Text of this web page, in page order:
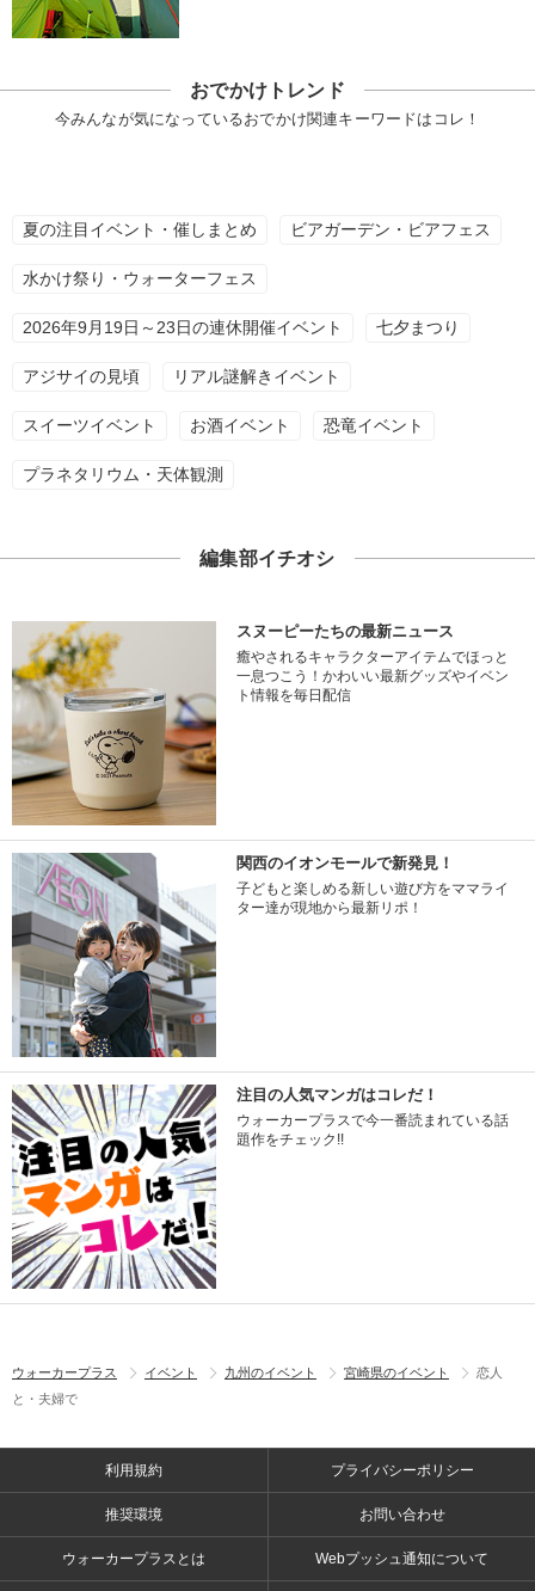
おでかけトレンド
今みんなが気になっているおでかけ関連キーワードはコレ！
夏の注目イベント・催しまとめ ビアガーデン・ビアフェス
水かけ祭り・ウォーターフェス
2026年9月19日～23日の連休開催イベント 七夕まつり
アジサイの見頃 リアル謎解きイベント
スイーツイベント お酒イベント 恐竜イベント
プラネタリウム・天体観測
編集部イチオシ
スヌーピーたちの最新ニュース
癒やされるキャラクターアイテムでほっと
一息つこう！かわいい最新グッズやイベン
ト情報を毎日配信
関西のイオンモールで新発見！
子どもと楽しめる新しい遊び方をママライ
ター達が現地から最新リポ！
注目の人気マンガはコレだ！
ウォーカープラスで今一番読まれている話
題作をチェック!!
ウォーカープラス イベント 九州のイベント 宮崎県のイベント
恋人
と・夫婦で
利用規約 プライバシーポリシー
推奨環境 お問い合わせ
ウォーカープラスとは Webプッシュ通知について